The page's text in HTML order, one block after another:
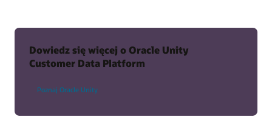
Dowiedz się więcej o Oracle Unity
Customer Data Platform
Poznaj Oracle Unity